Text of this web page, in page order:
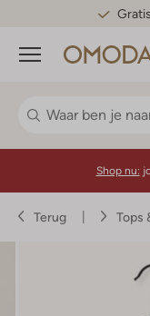
Menu
Shop nu:
Terug Tops